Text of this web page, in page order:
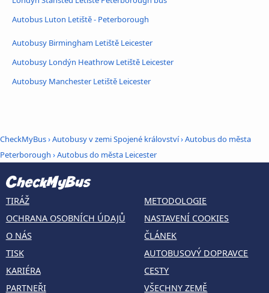
Autobus Luton Letiště - Peterborough
Autobusy Birmingham Letiště Leicester
Autobusy Londýn Heathrow Letiště Leicester
Autobusy Manchester Letiště Leicester
CheckMyBus›Autobusy v zemi Spojené království›Autobus do města
Peterborough ›Autobus do města Leicester
TIRÁŽ
OCHRANA OSOBNÍCH ÚDAJŮ
O NÁS
TISK
KARIÉRA
PARTNEŘI
METODOLOGIE
NASTAVENÍ COOKIES
ČLÁNEK
AUTOBUSOVÝ DOPRAVCE
CESTY
VŠECHNY ZEMĚ